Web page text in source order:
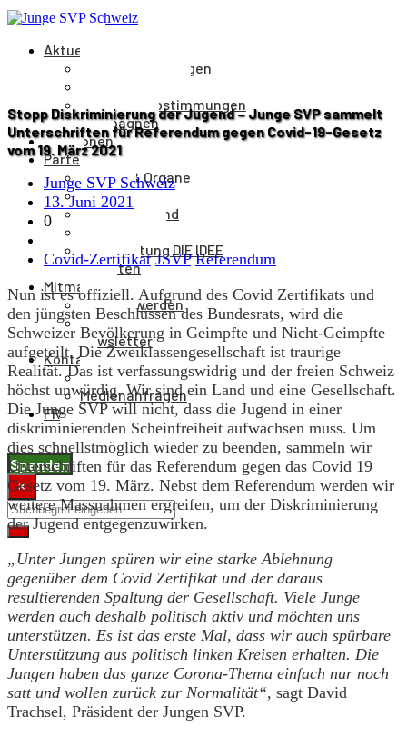
Aktuelles
Medienmitteilungen
Parolen & Abstimmungen
Kampagnen
Positionen
Partei
Aufbau & Organe
Kantone
Parteivorstand
Parteizeitung DIE IDEE
Statuten
Mitmachen
Mitglied werden
Spenden
Newsletter
Kontakt
Kontakt
Medienanfragen
FR
Spenden
×
Stopp Diskriminierung der Jugend – Junge SVP sammelt
Unterschriften für Referendum gegen Covid-19-Gesetz
vom 19. März 2021
Junge SVP Schweiz
13. Juni 2021
0
Covid-Zertifikat JSVP Referendum
Nun ist es offiziell. Aufgrund des Covid Zertifikats und
den jüngsten Beschlüssen des Bundesrats, wird die
Schweizer Bevölkerung in Geimpfte und Nicht-Geimpfte
aufgeteilt. Die Zweiklassengesellschaft ist traurige
Realität. Das ist verfassungswidrig und der freien Schweiz
höchst unwürdig. Wir sind ein Land und eine Gesellschaft.
Die Junge SVP will nicht, dass die Jugend in einer
diskriminierenden Scheinfreiheit aufwachsen muss. Um
dies schnellstmöglich wieder zu beenden, sammeln wir
Unterschriften für das Referendum gegen das Covid 19
Gesetz vom 19. März. Nebst dem Referendum werden wir
weitere Massnahmen ergreifen, um der Diskriminierung
der Jugend entgegenzuwirken.
„Unter Jungen spüren wir eine starke Ablehnung
gegenüber dem Covid Zertifikat und der daraus
resultierenden Spaltung der Gesellschaft. Viele Junge
werden auch deshalb politisch aktiv und möchten uns
unterstützen. Es ist das erste Mal, dass wir auch spürbare
Unterstützung aus politisch linken Kreisen erhalten. Die
Jungen haben das ganze Corona-Thema einfach nur noch
satt und wollen zurück zur Normalität“, sagt David
Trachsel, Präsident der Jungen SVP.